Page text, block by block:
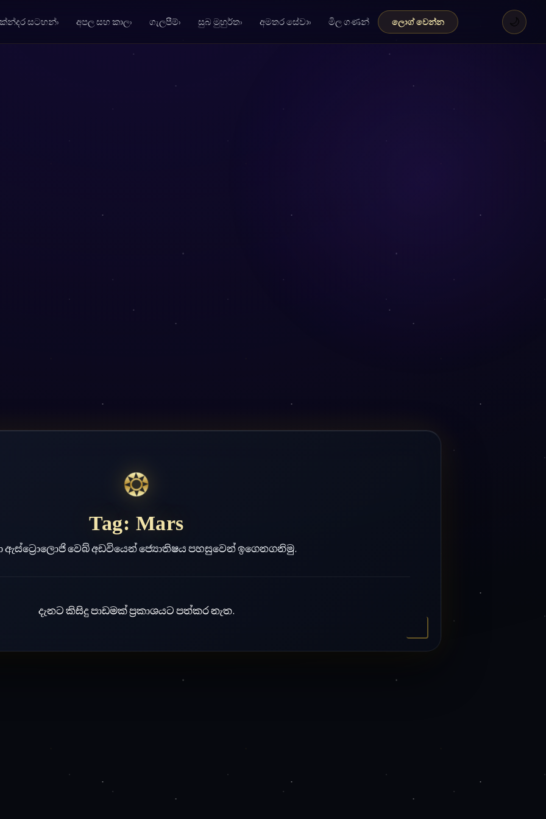
සටහන් අපල සහ කාල ගැලපීම් සුබ මුහුර්ත අමතර සේවා මිල ගණන් ලොග් වෙන්න 🌙
❂
Tag: Mars
ඇස්ට්‍රොලොජි වෙබ් අඩවියෙන් ජ්‍යොතිෂය පහසුවෙන් ඉගෙනගනිමු.
දැනට කිසිදු පාඩමක් ප්‍රකාශයට පත්කර නැත.